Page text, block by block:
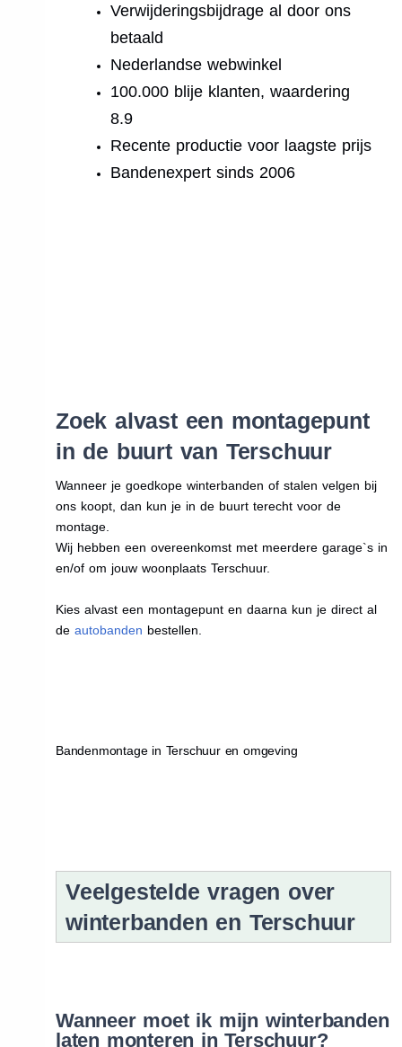
Verwijderingsbijdrage al door ons
betaald
Nederlandse webwinkel
100.000 blije klanten, waardering
8.9
Recente productie voor laagste prijs
Bandenexpert sinds 2006
Zoek alvast een montagepunt
in de buurt van Terschuur
Wanneer je goedkope winterbanden of stalen velgen bij
ons koopt, dan kun je in de buurt terecht voor de
montage.
Wij hebben een overeenkomst met meerdere garage`s in
en/of om jouw woonplaats Terschuur.
Kies alvast een montagepunt en daarna kun je direct al
de autobanden bestellen.
Bandenmontage in Terschuur en omgeving
Veelgestelde vragen over
winterbanden en Terschuur
Wanneer moet ik mijn winterbanden
laten monteren in Terschuur?